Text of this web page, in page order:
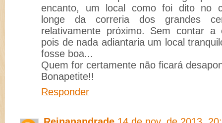
encanto, um local como foi dito no
longe da correria dos grandes
relativamente próximo. Sem contar a
pois de nada adiantaria um local
fosse boa...
Quem for certamente não ficará
Bonapetite!!
Responder